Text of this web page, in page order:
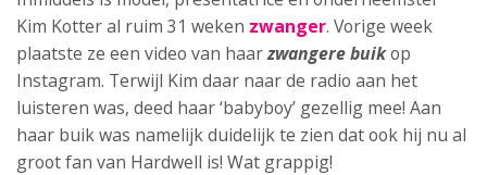
Kim Kotter al ruim 31 weken zwanger. Vorige week
plaatste ze een video van haarzwangere buikop
Instagram. Terwijl Kim daar naar de radio aan het
luisteren was, deed haar ‘babyboy’ gezellig mee! Aan
haar buik was namelijk duidelijk te zien dat ook hij nu al
groot fan van Hardwell is! Wat grappig!